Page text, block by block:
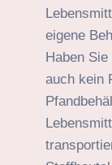
eigene
Haben
auch kein